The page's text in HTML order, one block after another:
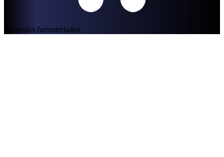
Kostenlos herunterladen